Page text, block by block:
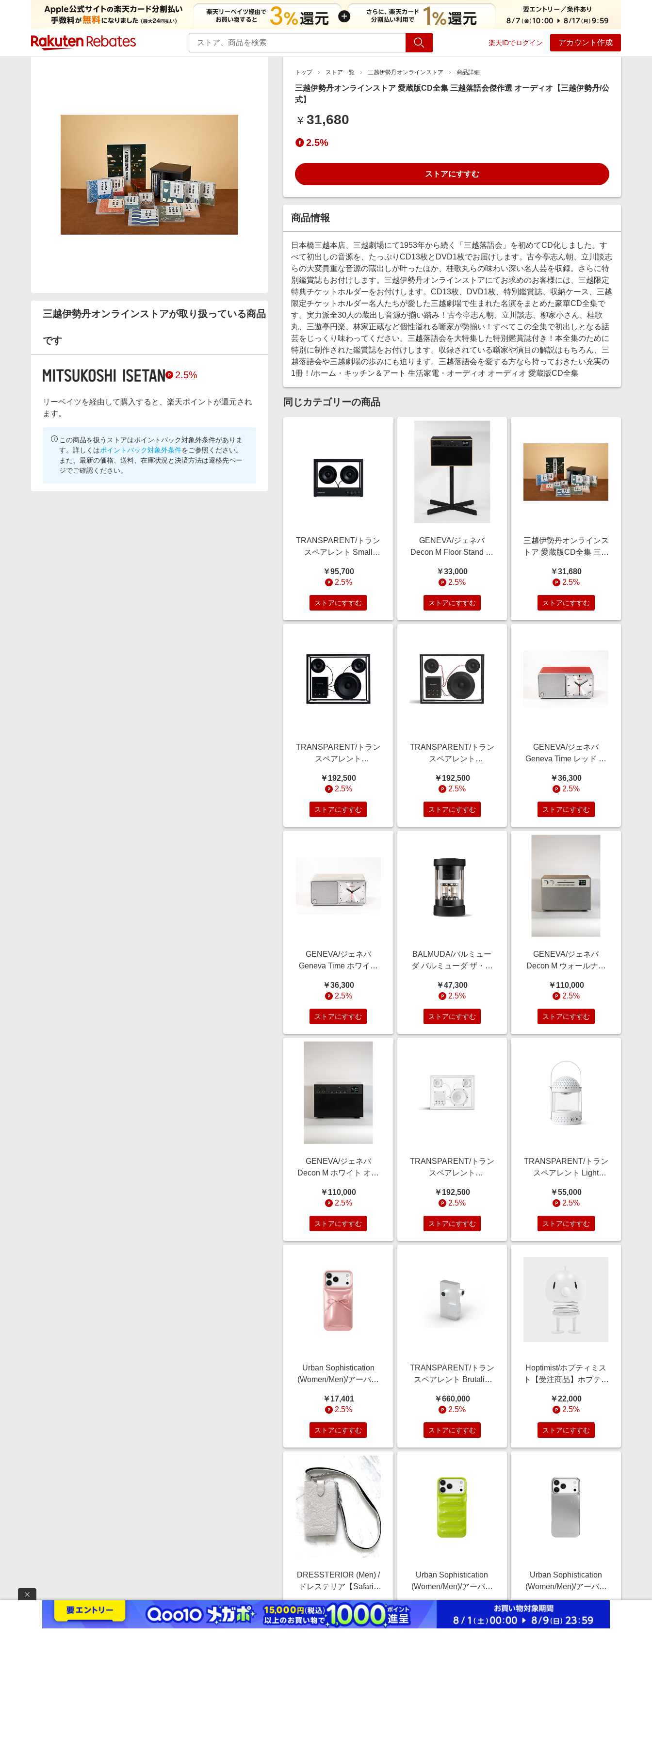
楽天IDでログイン アカウント作成
三越伊勢丹オンラインストアが取り扱っている商品
です
2.5%
リーベイツを経由して購入すると、楽天ポイントが還元され
ます。
この商品を扱うストアはポイントバック対象外条件がありま
す。詳しくはポイントバック対象外条件をご参照ください。
また、最新の価格、送料、在庫状況と決済方法は遷移先ペー
ジでご確認ください。
トップ ストア一覧 三越伊勢丹オンラインストア 商品詳細
三越伊勢丹オンラインストア 愛蔵版CD全集 三越落語会傑作選 オーディオ【三越伊勢丹/公
式】
￥ 31,680
2.5%
ストアにすすむ
商品情報
日本橋三越本店、三越劇場にて1953年から続く「三越落語会」を初めてCD化しました。す
べて初出しの音源を、たっぷりCD13枚とDVD1枚でお届けします。古今亭志ん朝、立川談志
らの大変貴重な音源の蔵出しが叶ったほか、桂歌丸らの味わい深い名人芸を収録。さらに特
別鑑賞誌もお付けします。三越伊勢丹オンラインストアにてお求めのお客様には、三越限定
特典チケットホルダーをお付けします。CD13枚、DVD1枚、特別鑑賞誌、収納ケース、三越
限定チケットホルダー名人たちが愛した三越劇場で生まれた名演をまとめた豪華CD全集で
す。実力派全30人の蔵出し音源が揃い踏み！古今亭志ん朝、立川談志、柳家小さん、桂歌
丸、三遊亭円楽、林家正蔵など個性溢れる噺家が勢揃い！すべてこの全集で初出しとなる話
芸をじっくり味わってください。三越落語会を大特集した特別鑑賞誌付き！本全集のために
特別に制作された鑑賞誌をお付けします。収録されている噺家や演目の解説はもちろん、三
越落語会や三越劇場の歩みにも迫ります。三越落語会を愛する方なら持っておきたい充実の
1冊！/ホーム・キッチン＆アート 生活家電・オーディオ オーディオ 愛蔵版CD全集
同じカテゴリーの商品
TRANSPARENT/トラン
スペアレント Small
モール トランスペアレ
ント スピーカー ブラッ
ク オーディオ【三越伊
勢丹/公式】
￥95,700
2.5%
ストアにすすむ
GENEVA/ジェネバ
Decon M Floor Stand ブ
越伊勢丹/公式】
￥33,000
2.5%
ストアにすすむ
三越伊勢丹オンラインス
トア 愛蔵版CD全集 三越
オ【三越伊勢丹/公式】
￥31,680
2.5%
ストアにすすむ
TRANSPARENT/トラン
スペアレント
ランスペアレント スピ
ーカー ブラック/ブラッ
クコード Hi-Fi Bluetooth
スピーカー オーディオ
【三越伊勢丹/公式】
￥192,500
2.5%
ストアにすすむ
TRANSPARENT/トラン
スペアレント
ランスペアレント スピ
ーカー ブラック/レッド
コード Hi-Fi Bluetoothス
ピーカー オーディオ
【三越伊勢丹/公式】
￥192,500
2.5%
ストアにすすむ
GENEVA/ジェネバ
Geneva Time レッド オ
公式】
￥36,300
2.5%
ストアにすすむ
GENEVA/ジェネバ
Geneva Time ホワイト
丹/公式】
￥36,300
2.5%
ストアにすすむ
BALMUDA/バルミュー
ダ バルミューダ ザ・ス
越伊勢丹/公式】
￥47,300
2.5%
ストアにすすむ
GENEVA/ジェネバ
Decon M ウォールナッ
勢丹/公式】
￥110,000
2.5%
ストアにすすむ
GENEVA/ジェネバ
Decon M ホワイト オー
式】
￥110,000
2.5%
ストアにすすむ
TRANSPARENT/トラン
スペアレント
ランスペアレント スピ
ーカー ホワイト Hi-Fi
Bluetoothスピーカー ホ
ワイト オーディオ【三
越伊勢丹/公式】
￥192,500
2.5%
ストアにすすむ
TRANSPARENT/トラン
スペアレント Light
カー ホワイト Hi-Fi
Bluetoothスピーカー ホ
ワイト オーディオ【三
越伊勢丹/公式】
￥55,000
2.5%
ストアにすすむ
Urban Sophistication
(Women/Men)/アーバン
The Soap Case ー
Delicate Bow in
Ballerina 2101643300 デ
リケートボウ バレリー
ナ 携帯電話・スマート
フォン用ケース【三越伊
勢丹/公式】
￥17,401
2.5%
ストアにすすむ
TRANSPARENT/トラン
スペアレント Brutalist
スピーカー メタル Wi-
Fi/Bluetooth対応スピー
カー メタル オーディオ
【三越伊勢丹/公式】
￥660,000
2.5%
ストアにすすむ
Hoptimist/ホプティミス
ト【受注商品】ホプティ
フトホワイト ソフトホ
ワイト 【三越伊勢丹/公
式】
￥22,000
2.5%
ストアにすすむ
DRESSTERIOR (Men) /
ドレステリア【Safari5
月号掲載】イタリアレザ
ースマホショルダーバッ
グ ベージュ051 携帯電
￥17,600
2.5%
Urban Sophistication
(Women/Men)/アーバン
ソフィスティケーション
The Puffer Case ー
Apple 2101643309 アッ
2.5%
Urban Sophistication
(Women/Men)/アーバン
ソフィスティケーション
The Skinny Case ー
Chrome 2105643108 ク
￥12,201
2.5%